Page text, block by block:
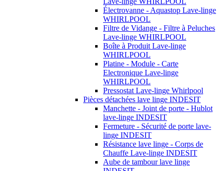
Électrovanne - Aquastop Lave-linge
WHIRLPOOL
Filtre de Vidange - Filtre à Peluches
Lave-linge WHIRLPOOL
Boîte à Produit Lave-linge
WHIRLPOOL
Platine - Module - Carte
Electronique Lave-linge
WHIRLPOOL
Pressostat Lave-linge Whirlpool
Pièces détachées lave linge INDESIT
Manchette - Joint de porte - Hublot
lave-linge INDESIT
Fermeture - Sécurité de porte lave-
linge INDESIT
Résistance lave linge - Corps de
Chauffe Lave-linge INDESIT
Aube de tambour lave linge